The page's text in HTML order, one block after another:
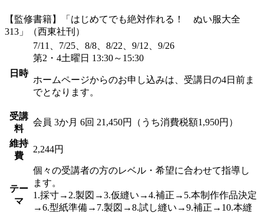
【監修書籍】「はじめてでも絶対作れる！ ぬい服大全
313」（西東社刊）
日時
7/11、7/25、8/8、8/22、9/12、9/26
第2・4土曜日 13:30～15:30
ホームページからのお申し込みは、受講日の4日前ま
でとなります。
受講
料
会員 3か月 6回 21,450円（うち消費税額1,950円）
維持
費
2,244円
テー
マ
個々の受講者の方のレベル・希望に合わせて指導し
ます。
1.採寸→2.製図→3.仮縫い→4.補正→5.本制作作品決定
→6.型紙準備→7.製図→8.試し縫い→9.補正→10.本縫